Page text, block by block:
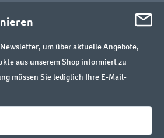
um über aktuelle Angebote,
aus unserem Shop informiert zu
müssen Sie lediglich Ihre E-Mail-